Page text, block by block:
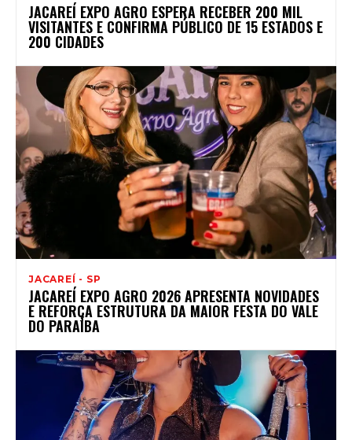
JACAREÍ EXPO AGRO ESPERA RECEBER 200 MIL
VISITANTES E CONFIRMA PÚBLICO DE 15 ESTADOS E
200 CIDADES
JACAREÍ - SP
JACAREÍ EXPO AGRO 2026 APRESENTA NOVIDADES
E REFORÇA ESTRUTURA DA MAIOR FESTA DO VALE
DO PARAÍBA